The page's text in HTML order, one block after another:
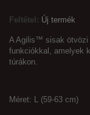
Feltétel: Új termék
A Agilis™ sisak ötvözi
funkciókkal, amelyek
túrákon.
Méret: L (59-63 cm)